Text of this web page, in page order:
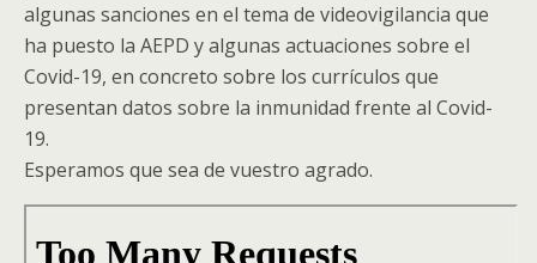
algunas sanciones en el tema de videovigilancia que
ha puesto la AEPD y algunas actuaciones sobre el
Covid-19, en concreto sobre los currículos que
presentan datos sobre la inmunidad frente al Covid-
19.
Esperamos que sea de vuestro agrado.